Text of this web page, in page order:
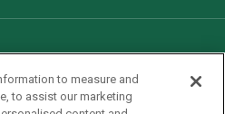
to measure and
to assist our marketing